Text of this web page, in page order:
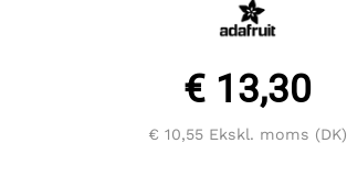
€ 13,30
€ 10,55 Ekskl. moms (DK)